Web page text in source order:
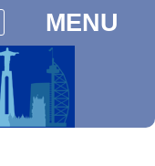
MENU